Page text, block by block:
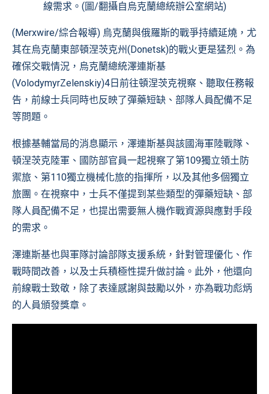
線需求。(圖/翻攝自烏克蘭總統辦公室網站)
(Merxwire/綜合報導) 烏克蘭與俄羅斯的戰爭持續延燒，尤
其在烏克蘭東部頓涅茨克州(Donetsk)的戰火更是猛烈。為
確保交戰情況，烏克蘭總統澤連斯基
(VolodymyrZelenskiy)4日前往頓涅茨克視察、聽取任務報
告，前線士兵同時也反映了彈藥短缺、部隊人員配備不足
等問題。
根據基輔當局的消息顯示，澤連斯基與該國海軍陸戰隊、
頓涅茨克陸軍、國防部官員一起視察了第109獨立領土防
禦旅、第110獨立機械化旅的指揮所，以及其他多個獨立
旅團。在視察中，士兵不僅提到某些類型的彈藥短缺、部
隊人員配備不足，也提出需要無人機作戰資源與應對手段
的需求。
澤連斯基也與軍隊討論部隊支援系統，針對管理優化、作
戰時間改善，以及士兵積極性提升做討論。此外，他還向
前線戰士致敬，除了表達感謝與鼓勵以外，亦為戰功彪炳
的人員頒發獎章。